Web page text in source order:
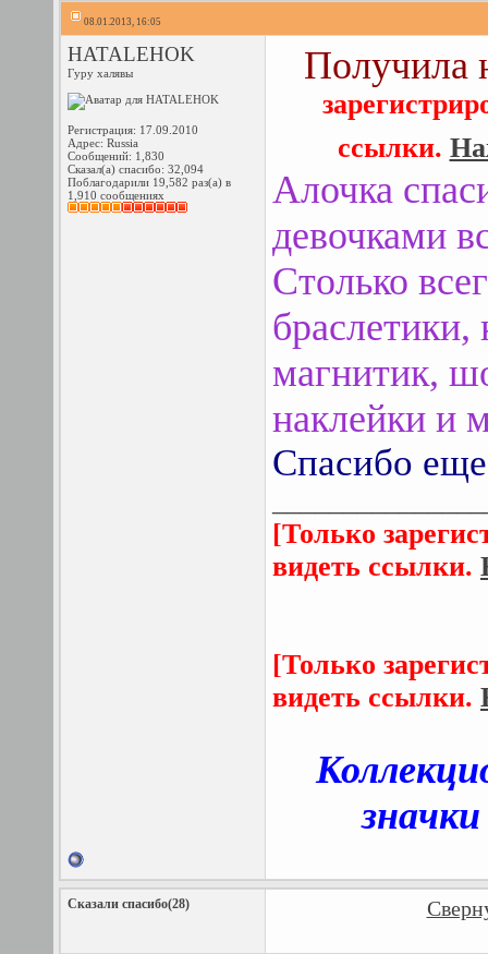
08.01.2013, 16:05
HATALEHOK
Гуру халявы
Регистрация: 17.09.2010
Адрес: Russia
Сообщений: 1,830
Сказал(а) спасибо: 32,094
Поблагодарили 19,582 раз(а) в
1,910 сообщениях
Получила
ссылки.
Алочка
девочками
Столько
магнитик,
наклейки и
Спасибо
[Только
видеть ссылки.
[Только
видеть ссылки.
Сказали спасибо(28)